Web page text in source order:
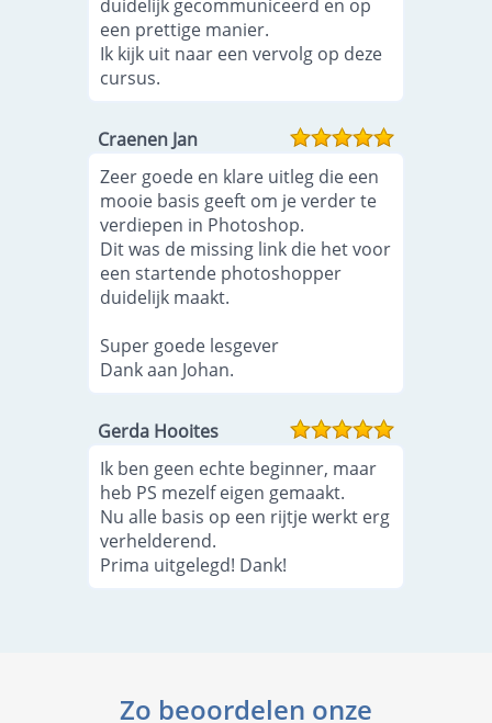
duidelijk gecommuniceerd en op
een prettige manier.
Ik kijk uit naar een vervolg op deze
cursus.
Craenen Jan
Zeer goede en klare uitleg die een
mooie basis geeft om je verder te
verdiepen in Photoshop.
Dit was de missing link die het voor
een startende photoshopper
duidelijk maakt.
Super goede lesgever
Dank aan Johan.
Gerda Hooites
Ik ben geen echte beginner, maar
heb PS mezelf eigen gemaakt.
Nu alle basis op een rijtje werkt erg
verhelderend.
Prima uitgelegd! Dank!
Zo beoordelen onze